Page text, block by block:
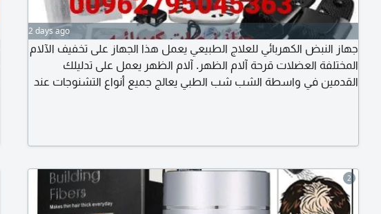
2 days ago
جهاز النبض الكهربائي للعلاج الطبيعي يعمل هذا الجهاز على تخفيف الآلام
المختلفة العضلات قرحة آلام الظهر. آلام الظهر يعمل على تدليلك
القدمين في واسطة الشب شب الطبي يعالج جميع أنواع التشنوجات عند
2